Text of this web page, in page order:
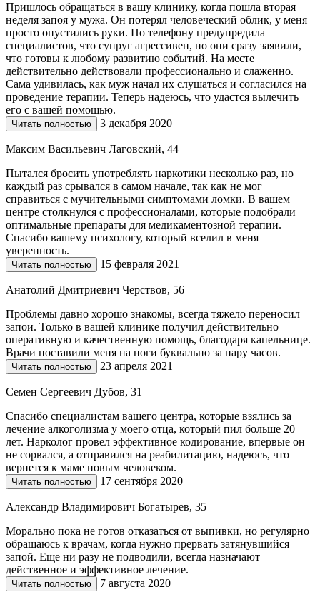
Пришлось обращаться в вашу клинику, когда пошла вторая
неделя запоя у мужа. Он потерял человеческий облик, у меня
просто опустились руки. По телефону предупредила
специалистов, что супруг агрессивен, но они сразу заявили,
что готовы к любому развитию событий. На месте
действительно действовали профессионально и слаженно.
Сама удивилась, как муж начал их слушаться и согласился на
проведение терапии. Теперь надеюсь, что удастся вылечить
его с вашей помощью.
Читать полностью 3 декабря 2020
Максим Васильевич Лаговский, 44
Пытался бросить употреблять наркотики несколько раз, но
каждый раз срывался в самом начале, так как не мог
справиться с мучительными симптомами ломки. В вашем
центре столкнулся с профессионалами, которые подобрали
оптимальные препараты для медикаментозной терапии.
Спасибо вашему психологу, который вселил в меня
уверенность.
Читать полностью 15 февраля 2021
Анатолий Дмитриевич Черствов, 56
Проблемы давно хорошо знакомы, всегда тяжело переносил
запои. Только в вашей клинике получил действительно
оперативную и качественную помощь, благодаря капельнице.
Врачи поставили меня на ноги буквально за пару часов.
Читать полностью 23 апреля 2021
Семен Сергеевич Дубов, 31
Спасибо специалистам вашего центра, которые взялись за
лечение алкоголизма у моего отца, который пил больше 20
лет. Нарколог провел эффективное кодирование, впервые он
не сорвался, а отправился на реабилитацию, надеюсь, что
вернется к маме новым человеком.
Читать полностью 17 сентября 2020
Александр Владимирович Богатырев, 35
Морально пока не готов отказаться от выпивки, но регулярно
обращаюсь к врачам, когда нужно прервать затянувшийся
запой. Еще ни разу не подводили, всегда назначают
действенное и эффективное лечение.
Читать полностью 7 августа 2020